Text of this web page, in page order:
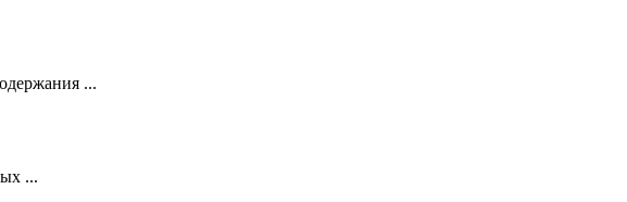
...
...